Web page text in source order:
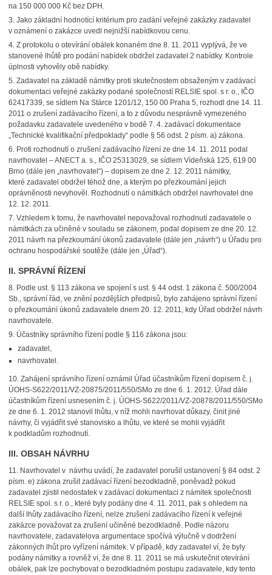
na 150 000 000 Kč bez DPH.
3. Jako základní hodnotící kritérium pro zadání veřejné zakázky zadavatel
v oznámení o zakázce uvedl nejnižší nabídkovou cenu.
4. Z protokolu o otevírání obálek konaném dne 8. 11. 2011 vyplývá, že ve
stanovené lhůtě pro podání nabídek obdržel zadavatel 2 nabídky. Kontrole
úplnosti vyhověly obě nabídky.
5. Zadavatel na základě námitky proti skutečnostem obsaženým v zadávací
dokumentaci veřejné zakázky podané společností RELSIE spol. s r. o., IČO
62417339, se sídlem Na Stárce 1201/12, 150 00 Praha 5, rozhodl dne 14. 11.
2011 o zrušení zadávacího řízení, a to z důvodu nesprávně vymezeného
požadavku zadavatele uvedeného v bodě 7. 4. zadávací dokumentace
„Technické kvalifikační předpoklady“ podle § 56 odst. 2 písm. a) zákona.
6. Proti rozhodnutí o zrušení zadávacího řízení ze dne 14. 11. 2011 podal
navrhovatel – ANECT a. s., IČO 25313029, se sídlem Vídeňská 125, 619 00
Brno (dále jen „navrhovatel“) – dopisem ze dne 2. 12. 2011 námitky,
které zadavatel obdržel téhož dne, a kterým po přezkoumání jejich
oprávněnosti nevyhověl. Rozhodnutí o námitkách obdržel navrhovatel dne
12. 12. 2011.
7. Vzhledem k tomu, že navrhovatel nepovažoval rozhodnutí zadavatele o
námitkách za učiněné v souladu se zákonem, podal dopisem ze dne 20. 12.
2011 návrh na přezkoumání úkonů zadavatele (dále jen „návrh“) u Úřadu pro
ochranu hospodářské soutěže (dále jen „Úřad“).
II. SPRÁVNÍ ŘÍZENÍ
8. Podle ust. § 113 zákona ve spojení s ust. § 44 odst. 1 zákona č. 500/2004
Sb., správní řád, ve znění pozdějších předpisů, bylo zahájeno správní řízení
o přezkoumání úkonů zadavatele dnem 20. 12. 2011, kdy Úřad obdržel návrh
navrhovatele.
9. Účastníky správního řízení podle § 116 zákona jsou:
zadavatel,
navrhovatel.
10. Zahájení správního řízení oznámil Úřad účastníkům řízení dopisem č. j.
ÚOHS-S622/2011/VZ-20875/2011/550/SMo ze dne 6. 1. 2012. Úřad dále
účastníkům řízení usnesením č. j. ÚOHS-S622/2011/VZ-20878/2011/550/SMo
ze dne 6. 1. 2012 stanovil lhůtu, v níž mohli navrhovat důkazy, činit jiné
návrhy, či vyjádřit své stanovisko a lhůtu, ve které se mohli vyjádřit
k podkladům rozhodnutí.
III. OBSAH NÁVRHU
11. Navrhovatel v návrhu uvádí, že zadavatel porušil ustanovení § 84 odst. 2
písm. e) zákona zrušit zadávací řízení bezodkladně, poněvadž pokud
zadavatel zjistil nedostatek v zadávací dokumentaci z námitek společnosti
RELSIE spol. s r. o., které byly podány dne 4. 11. 2011, pak s ohledem na
další lhůty zadávacího řízení, nelze zrušení zadávacího řízení k veřejné
zakázce považovat za zrušení učiněné bezodkladně. Podle názoru
navrhovatele, zadavatelova argumentace spočívá výlučně v dodržení
zákonných lhůt pro vyřízení námitek. V případě, kdy zadavatel ví, že byly
podány námitky a rovněž ví, že dne 8. 11. 2011 se má uskutečnit otevírání
obálek, pak lze pochybovat o bezodkladném postupu zadavatele, kdy tento